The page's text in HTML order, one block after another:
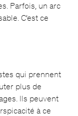
Parfois, un arc
C’est ce
qui prennent
plus de
Ils peuvent
à ce